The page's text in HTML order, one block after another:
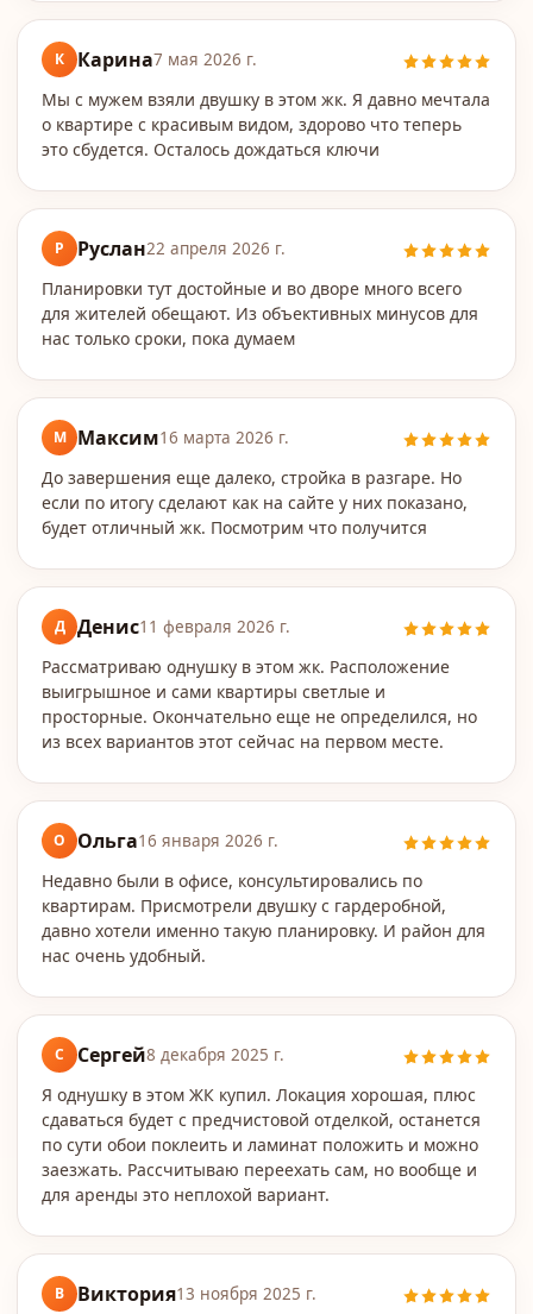
К Карина7 мая 2026 г.
Мы с мужем взяли двушку в этом жк. Я давно мечтала
о квартире с красивым видом, здорово что теперь
это сбудется. Осталось дождаться ключи
Р Руслан22 апреля 2026 г.
Планировки тут достойные и во дворе много всего
для жителей обещают. Из объективных минусов для
нас только сроки, пока думаем
М Максим16 марта 2026 г.
До завершения еще далеко, стройка в разгаре. Но
если по итогу сделают как на сайте у них показано,
будет отличный жк. Посмотрим что получится
Д Денис11 февраля 2026 г.
Рассматриваю однушку в этом жк. Расположение
выигрышное и сами квартиры светлые и
просторные. Окончательно еще не определился, но
из всех вариантов этот сейчас на первом месте.
О Ольга16 января 2026 г.
Недавно были в офисе, консультировались по
квартирам. Присмотрели двушку с гардеробной,
давно хотели именно такую планировку. И район для
нас очень удобный.
С Сергей8 декабря 2025 г.
Я однушку в этом ЖК купил. Локация хорошая, плюс
сдаваться будет с предчистовой отделкой, останется
по сути обои поклеить и ламинат положить и можно
заезжать. Рассчитываю переехать сам, но вообще и
для аренды это неплохой вариант.
В Виктория13 ноября 2025 г.